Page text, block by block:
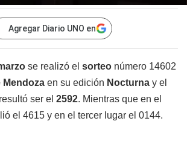
Agregar Diario UNO en
se realizó el sorteo número 14602
Mendoza en su edición Nocturna y el
ser el 2592. Mientras que en el
el 4615 y en el tercer lugar el 0144.